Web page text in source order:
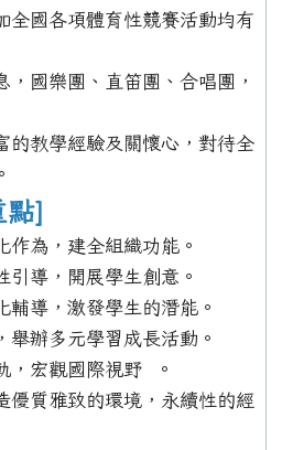
全國各項體育性競賽活動均有
，國樂團、直笛團、合唱團，
的教學經驗及關懷心，對待全
點]
作為，建全組織功能。
引導，開展學生創意。
輔導，激發學生的潛能。
舉辦多元學習成長活動。
，宏觀國際視野 。
優質雅致的環境，永續性的經